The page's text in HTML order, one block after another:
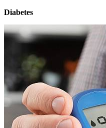
Diabetes